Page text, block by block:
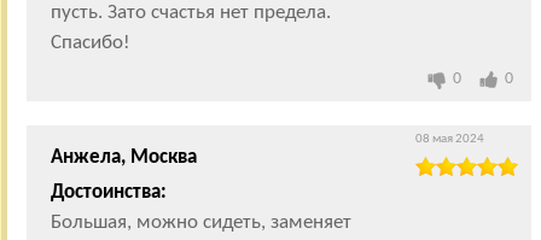
пусть. Зато счастья нет предела.
Спасибо!
0 0
Анжела, Москва
Достоинства:
Большая, можно сидеть, заменяет
08 мая 2024